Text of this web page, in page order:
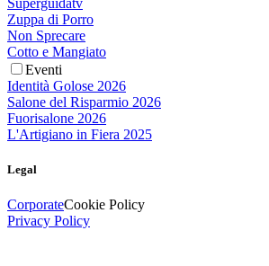
Zuppa di Porro
Non Sprecare
Cotto e Mangiato
Eventi
Identità Golose 2026
Salone del Risparmio 2026
Fuorisalone 2026
L'Artigiano in Fiera 2025
Legal
CorporateCookie Policy
Privacy Policy